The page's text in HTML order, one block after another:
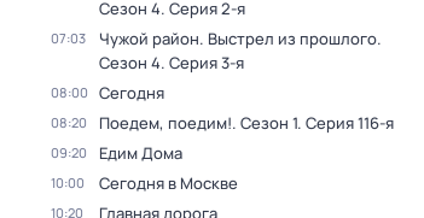
Сезон 4. Серия 2-я
07:03 Чужой район. Выстрел из прошлого.
Сезон 4. Серия 3-я
08:00 Сегодня
08:20 Поедем, поедим!. Сезон 1. Серия 116-я
09:20 Едим Дома
10:00 Сегодня в Москве
10:20 Главная дорога